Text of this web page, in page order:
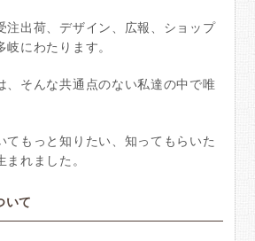
注出荷、デザイン、広報、ショップ
にわたります。
、そんな共通点のない私達の中で唯
てもっと知りたい、知ってもらいた
れました。
いて